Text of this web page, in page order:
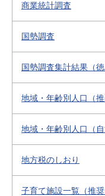
商業統計調査
国勢調査
国勢調査集計結果（徳
地域・年齢別人口（推
地域・年齢別人口（
地方税のしおり
子育て施設一覧（推奨